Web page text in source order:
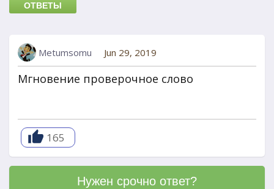
ОТВЕТЫ
Metumsomu Jun 29, 2019
Мгновение проверочное слово
165
Нужен срочно ответ?